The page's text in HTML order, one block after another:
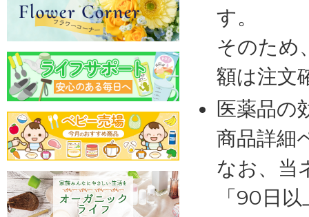
す。
そのため
額は注文
医薬品の
商品詳細
なお、当
「90日